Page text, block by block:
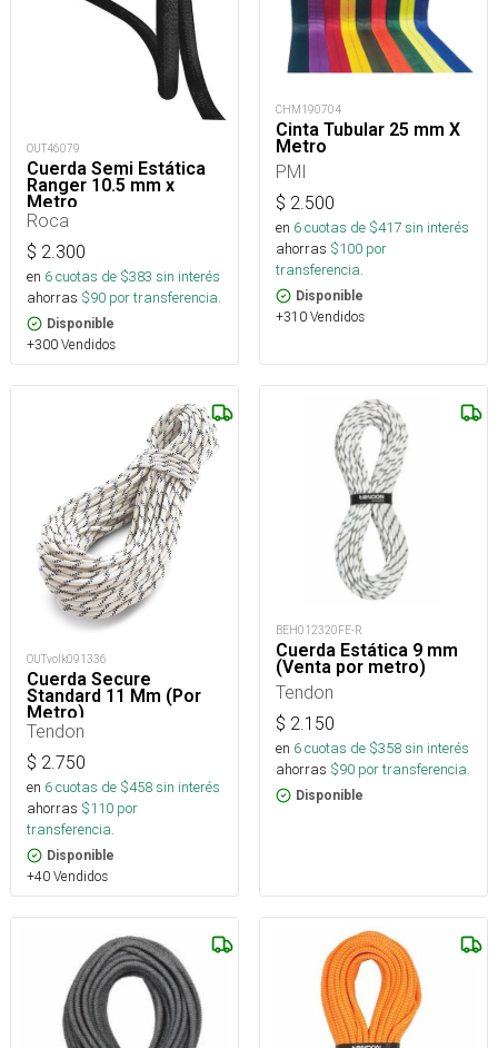
OUT46079
Cuerda Semi Estática
Ranger 10.5 mm x
Metro
Roca
$ 2.300
en 6cuotas de $383 sin interés
ahorras $90 por transferencia.
Disponible
+300 Vendidos
CHM190704
Cinta Tubular 25 mm X
Metro
PMI
$ 2.500
en 6cuotas de $417sin interés
ahorras $100 por
transferencia.
Disponible
+310 Vendidos
OUTvolk091336
Cuerda Secure
Standard 11 Mm (Por
Metro)
Tendon
$ 2.750
en 6cuotas de $458sin interés
ahorras $110 por
transferencia.
Disponible
+40 Vendidos
BEH012320FE-R
Cuerda Estática 9 mm
(Venta por metro)
Tendon
$ 2.150
en 6cuotas de $358sin interés
ahorras $90 por transferencia.
Disponible